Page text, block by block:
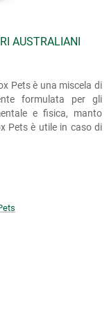
AUSTRALIANI
Pets è una miscela di
formulata per gli
e fisica, manto
Pets è utile in caso di